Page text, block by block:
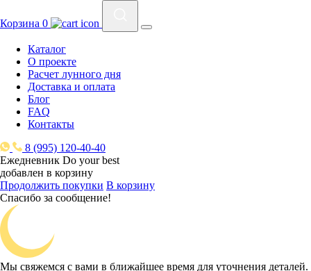
Корзина 0
Каталог
О проекте
Расчет лунного дня
Доставка и оплата
Блог
FAQ
Контакты
8 (995) 120-40-40
Ежедневник Do your best
добавлен в корзину
Продолжить покупки В корзину
Спасибо за сообщение!
Мы свяжемся с вами в ближайшее время для уточнения деталей.